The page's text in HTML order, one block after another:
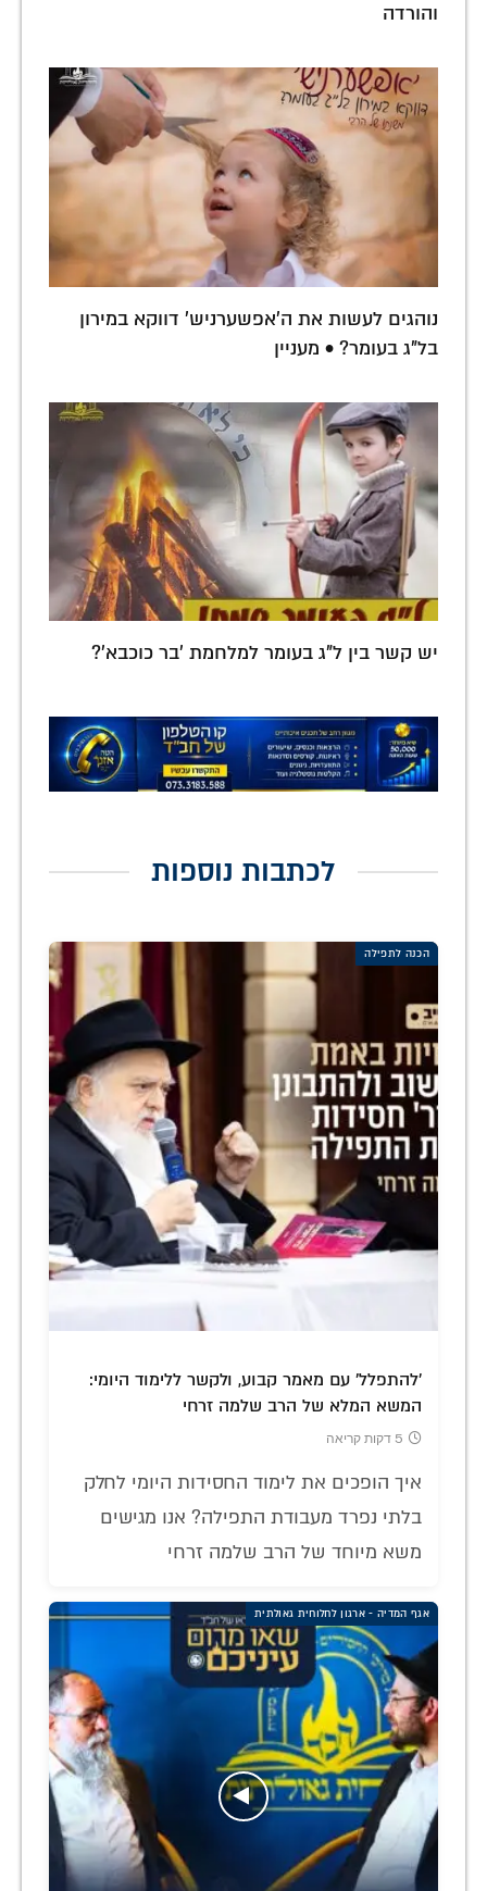
והורדה
נוהגים לעשות את ה'אפשערניש' דווקא במירון
בל"ג בעומר? • מעניין
יש קשר בין ל"ג בעומר למלחמת 'בר כוכבא'?
לכתבות נוספות
הכנה לתפילה
'להתפלל' עם מאמר קבוע, ולקשר ללימוד היומי:
המשא המלא של הרב שלמה זרחי
5 דקות קריאה
איך הופכים את לימוד החסידות היומי לחלק
בלתי נפרד מעבודת התפילה? אנו מגישים
משא מיוחד של הרב שלמה זרחי
אגף המדיה - ארגון לחלוחית גאולתית